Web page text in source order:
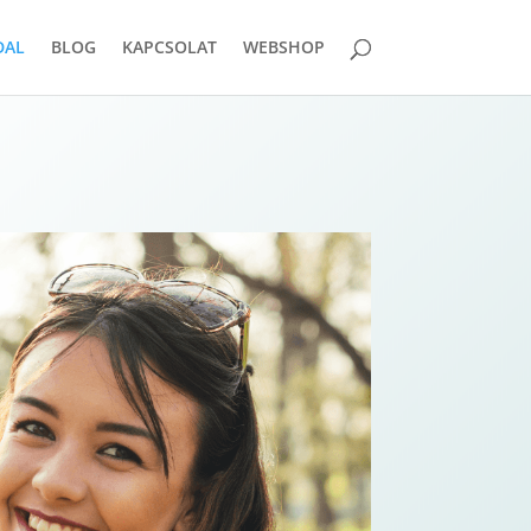
BLOG KAPCSOLAT WEBSHOP